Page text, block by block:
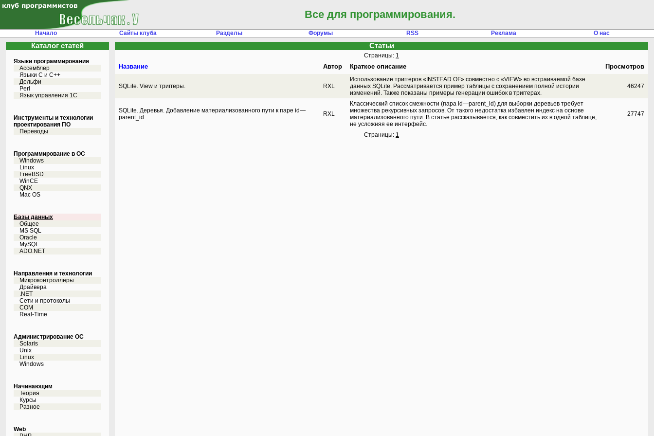
Все для программирования.
Начало Сайты клуба Разделы Форумы RSS Реклама О нас
Каталог статей
Языки программирования
Ассемблер
Языки С и C++
Дельфи
Perl
Язык управления 1С
Инструменты и технологии
проектирования ПО
Переводы
Программирование в ОС
Windows
Linux
FreeBSD
WinCE
QNX
Mac OS
Базы данных
Общее
MS SQL
Oracle
MySQL
ADO.NET
Направления и технологии
Микроконтроллеры
Драйвера
.NET
Сети и протоколы
COM
Real-Time
Администрирование ОС
Solaris
Unix
Linux
Windows
Начинающим
Теория
Курсы
Разное
Web
Статьи
Страницы: 1
Название Автор Краткое описание Просмотров
SQLite. View и триггеры. RXL
Использование триггеров «INSTEAD OF» совместно с «VIEW» во встраиваемой базе
данных SQLite. Рассматривается пример таблицы с сохранением полной истории
изменений. Также показаны примеры генерации ошибок в триггерах.
46247
SQLite. Деревья. Добавление материализованного пути к паре id—
parent_id.
RXL
Классический список смежности (пара id—parent_id) для выборки деревьев требует
множества рекурсивных запросов. От такого недостатка избавлен индекс на основе
материализованного пути. В статье рассказывается, как совместить их в одной таблице,
не усложняя ее интерфейс.
27747
Страницы: 1